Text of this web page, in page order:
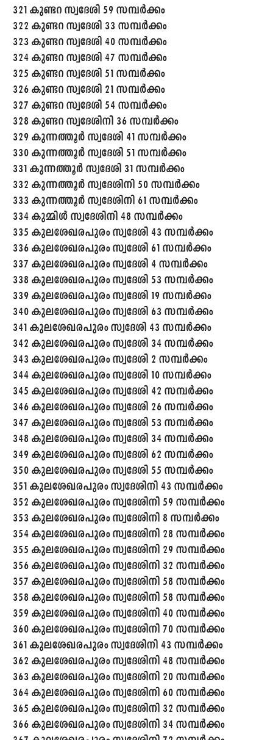
321 കുണ്ടറ സ്വദേശി 59 സമ്പർക്കം
322 കുണ്ടറ സ്വദേശി 33 സമ്പർക്കം
323 കുണ്ടറ സ്വദേശി 40 സമ്പർക്കം
324 കുണ്ടറ സ്വദേശി 47 സമ്പർക്കം
325 കുണ്ടറ സ്വദേശി 51 സമ്പർക്കം
326 കുണ്ടറ സ്വദേശി 21 സമ്പർക്കം
327 കുണ്ടറ സ്വദേശി 54 സമ്പർക്കം
328 കുണ്ടറ സ്വദേശിനി 36 സമ്പർക്കം
329 കുന്നത്തൂർ സ്വദേശി 41 സമ്പർക്കം
330 കുന്നത്തൂർ സ്വദേശി 51 സമ്പർക്കം
331 കുന്നത്തൂർ സ്വദേശി 31 സമ്പർക്കം
332 കുന്നത്തൂർ സ്വദേശിനി 50 സമ്പർക്കം
333 കുന്നത്തൂർ സ്വദേശിനി 61 സമ്പർക്കം
334 കുമ്മിൾ സ്വദേശിനി 48 സമ്പർക്കം
335 കുലശേഖരപുരം സ്വദേശി 43 സമ്പർക്കം
336 കുലശേഖരപുരം സ്വദേശി 61 സമ്പർക്കം
337 കുലശേഖരപുരം സ്വദേശി 4 സമ്പർക്കം
338 കുലശേഖരപുരം സ്വദേശി 53 സമ്പർക്കം
339 കുലശേഖരപുരം സ്വദേശി 19 സമ്പർക്കം
340 കുലശേഖരപുരം സ്വദേശി 63 സമ്പർക്കം
341 കുലശേഖരപുരം സ്വദേശി 43 സമ്പർക്കം
342 കുലശേഖരപുരം സ്വദേശി 34 സമ്പർക്കം
343 കുലശേഖരപുരം സ്വദേശി 2 സമ്പർക്കം
344 കുലശേഖരപുരം സ്വദേശി 10 സമ്പർക്കം
345 കുലശേഖരപുരം സ്വദേശി 42 സമ്പർക്കം
346 കുലശേഖരപുരം സ്വദേശി 26 സമ്പർക്കം
347 കുലശേഖരപുരം സ്വദേശി 53 സമ്പർക്കം
348 കുലശേഖരപുരം സ്വദേശി 34 സമ്പർക്കം
349 കുലശേഖരപുരം സ്വദേശി 62 സമ്പർക്കം
350 കുലശേഖരപുരം സ്വദേശി 55 സമ്പർക്കം
351 കുലശേഖരപുരം സ്വദേശിനി 43 സമ്പർക്കം
352 കുലശേഖരപുരം സ്വദേശിനി 59 സമ്പർക്കം
353 കുലശേഖരപുരം സ്വദേശിനി 8 സമ്പർക്കം
354 കുലശേഖരപുരം സ്വദേശിനി 28 സമ്പർക്കം
355 കുലശേഖരപുരം സ്വദേശിനി 29 സമ്പർക്കം
356 കുലശേഖരപുരം സ്വദേശിനി 32 സമ്പർക്കം
357 കുലശേഖരപുരം സ്വദേശിനി 58 സമ്പർക്കം
358 കുലശേഖരപുരം സ്വദേശിനി 58 സമ്പർക്കം
359 കുലശേഖരപുരം സ്വദേശിനി 40 സമ്പർക്കം
360 കുലശേഖരപുരം സ്വദേശിനി 70 സമ്പർക്കം
361 കുലശേഖരപുരം സ്വദേശിനി 43 സമ്പർക്കം
362 കുലശേഖരപുരം സ്വദേശിനി 48 സമ്പർക്കം
363 കുലശേഖരപുരം സ്വദേശിനി 20 സമ്പർക്കം
364 കുലശേഖരപുരം സ്വദേശിനി 60 സമ്പർക്കം
365 കുലശേഖരപുരം സ്വദേശിനി 32 സമ്പർക്കം
366 കുലശേഖരപുരം സ്വദേശിനി 34 സമ്പർക്കം